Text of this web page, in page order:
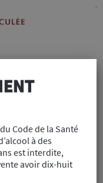
Pale Ale Bio 33cl
Code de la Santé
à des
est interdite,
avoir dix-huit
-